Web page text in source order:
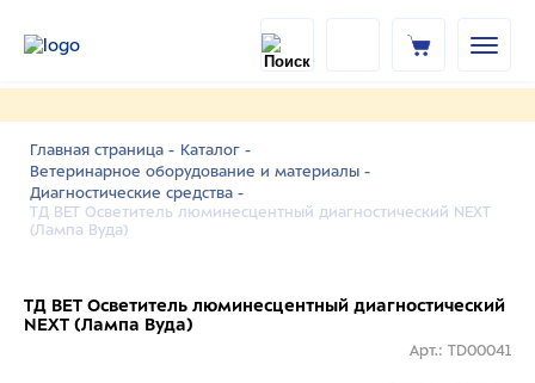
Главная страница - Каталог -
Ветеринарное оборудование и материалы -
Диагностические средства -
ТД ВЕТ Осветитель люминесцентный диагностический NEXT
(Лампа Вуда)
ТД ВЕТ Осветитель люминесцентный диагностический
NEXT (Лампа Вуда)
Арт.: TD00041